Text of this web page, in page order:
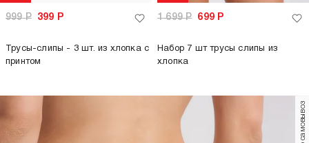
999Р 399 Р
Трусы-слипы - 3 шт. из хлопка с
принтом
1 699Р 699 Р
Набор 7 шт трусы слипы из
хлопка